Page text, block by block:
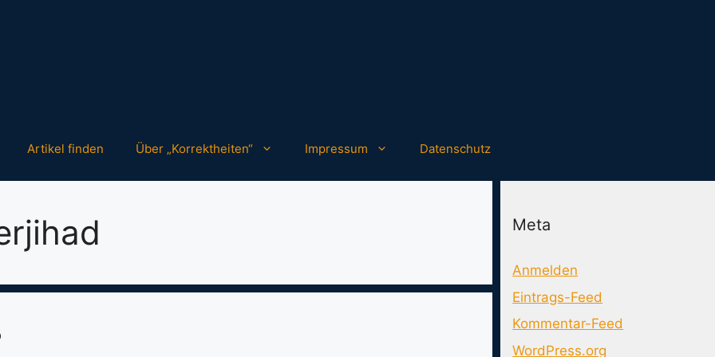
Artikel finden Über „Korrektheiten“ Impressum Datenschutz
Meta
Anmelden
Eintrags-Feed
Kommentar-Feed
WordPress.org